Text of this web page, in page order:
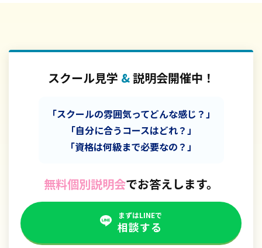
スクール見学 &説明会開催中！
「スクールの雰囲気ってどんな感じ？」
「自分に合うコースはどれ？」
「資格は何級まで必要なの？」
無料個別説明会でお答えします。
まずはLINEで
相談する